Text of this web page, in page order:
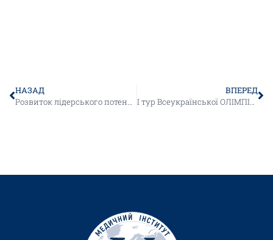
НАЗАД
Розвиток лідерського потенціалу: викладач кафедри став учасником програми «PRO лідерство»
ВПЕРЕД
І тур Всеукраїнської ОЛІМПІАДИ з інфекційних хвороб